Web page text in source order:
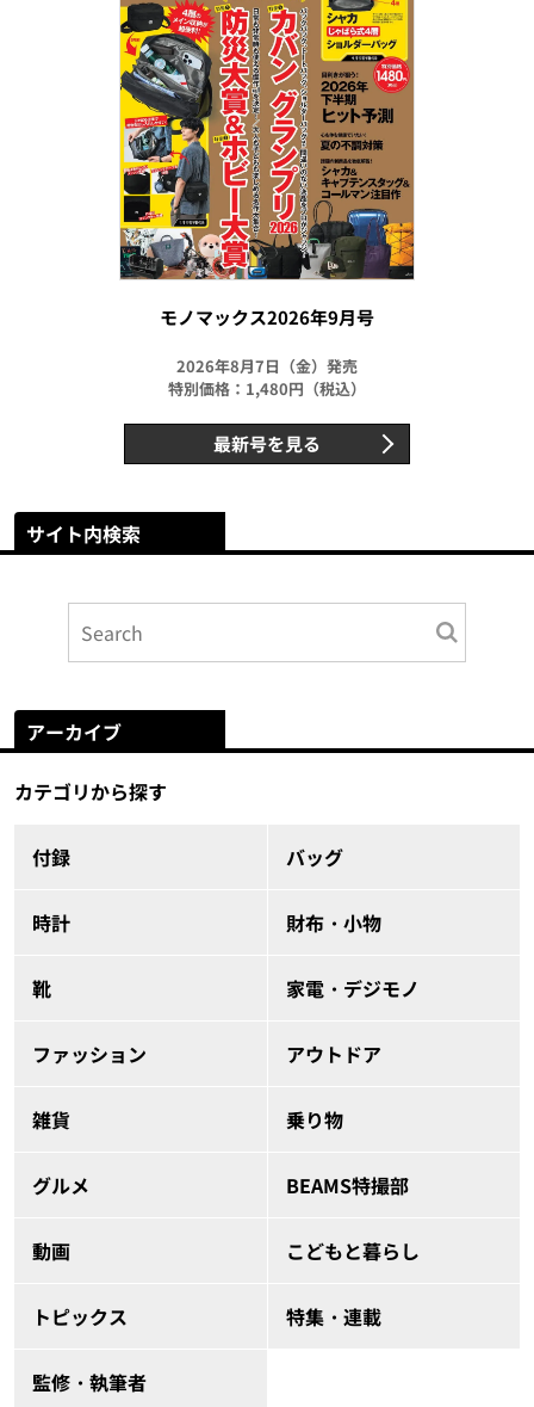
モノマックス2026年9月号
2026年8月7日（金）発売
特別価格：1,480円（税込）
最新号を見る
サイト内検索
アーカイブ
カテゴリから探す
付録 バッグ
時計 財布・小物
靴 家電・デジモノ
ファッション アウトドア
雑貨 乗り物
グルメ BEAMS特撮部
動画 こどもと暮らし
トピックス 特集・連載
監修・執筆者